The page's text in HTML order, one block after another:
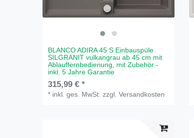
BLANCO ADIRA 45 S Einbauspüle
SILGRANIT vulkangrau ab 45 cm mit
Ablauffernbedienung, mit Zubehör -
inkl. 5 Jahre Garantie
315,99 € *
* inkl. ges. MwSt. zzgl.Versandkosten